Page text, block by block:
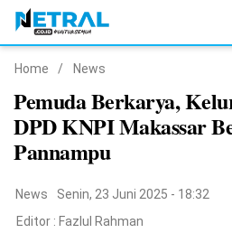
Nasional
Pemerintahan
Home / News
Pemuda Berkarya,
DPD KNPI Makassar
Pannampu
News
Senin, 23 Juni 2025 - 18:32
Editor : Fazlul Rahman